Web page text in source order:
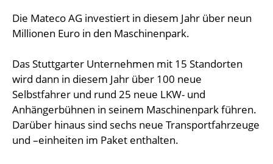
Die Mateco AG investiert in diesem Jahr über neun
Millionen Euro in den Maschinenpark.
Das Stuttgarter Unternehmen mit 15 Standorten
wird dann in diesem Jahr über 100 neue
Selbstfahrer und rund 25 neue LKW- und
Anhängerbühnen in seinem Maschinenpark führen.
Darüber hinaus sind sechs neue Transportfahrzeuge
und –einheiten im Paket enthalten.